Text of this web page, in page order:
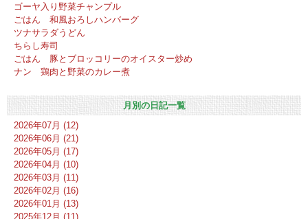
ゴーヤ入り野菜チャンプル
ごはん 和風おろしハンバーグ
ツナサラダうどん
ちらし寿司
ごはん 豚とブロッコリーのオイスター炒め
ナン 鶏肉と野菜のカレー煮
月別の日記一覧
2026年07月 (12)
2026年06月 (21)
2026年05月 (17)
2026年04月 (10)
2026年03月 (11)
2026年02月 (16)
2026年01月 (13)
2025年12月 (11)